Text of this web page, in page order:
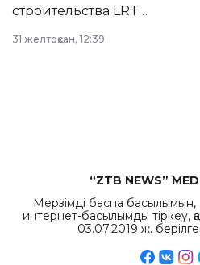
строительства LRT
республиканского
31 желтоқсан, 12:39
“ZTB NEWS”
Мерзімді баспа басылымын,
интернет-басылымды тіркеу,
03.07.2019 ж.